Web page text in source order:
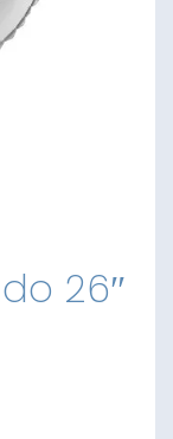
26″